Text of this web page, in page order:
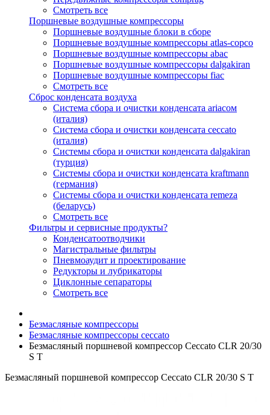
Смотреть все
Поршневые воздушные компрессоры
Поршневые воздушные блоки в сборе
Поршневые воздушные компрессоры atlas-copco
Поршневые воздушные компрессоры abac
Поршневые воздушные компрессоры dalgakiran
Поршневые воздушные компрессоры fiac
Смотреть все
Сброс конденсата воздуха
Система сбора и очистки конденсата ariacом
(италия)
Система сбора и очистки конденсата ceccato
(италия)
Системы сбора и очистки конденсата dalgakiran
(турция)
Системы сбора и очистки конденсата kraftmann
(германия)
Системы сбора и очистки конденсата remeza
(беларусь)
Смотреть все
Фильтры и сервисные продукты?
Конденсатоотводчики
Магистральные фильтры
Пневмоаудит и проектирование
Редукторы и лубрикаторы
Циклонные сепараторы
Смотреть все
Безмасляные компрессоры
Безмасляные компрессоры ceccato
Безмасляный поршневой компрессор Ceccato CLR 20/30
S T
Безмасляный поршневой компрессор Ceccato CLR 20/30 S T